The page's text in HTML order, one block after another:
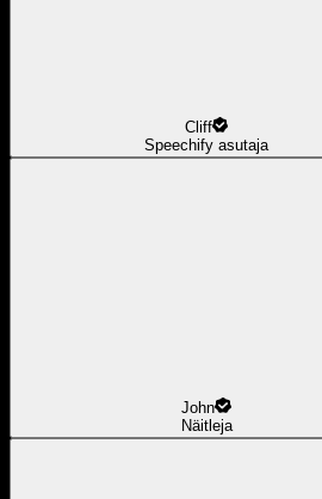
Cliff
Speechify asutaja
John
Näitleja